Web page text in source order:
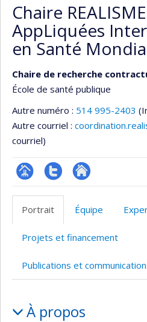
Chaire
AppLiquées
en Santé
Chaire de recherche
École de santé publique
Autre numéro : 514 995-2403
Autre courriel :
courriel)
Page
(départementale,
école)
CompteAutre
site
web
Portrait Équipe
Projets et financement
Publications et
Portrait
À propos